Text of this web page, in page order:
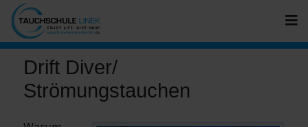
Drift Diver/
Strömungstauchen